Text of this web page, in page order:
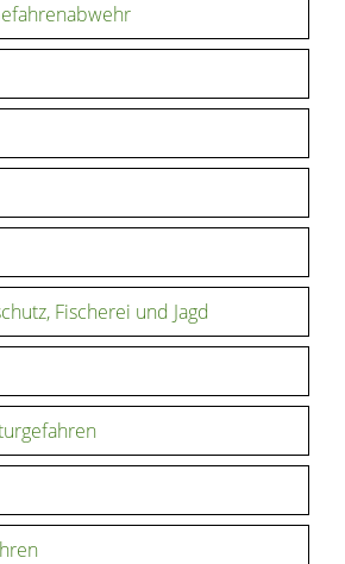
Fischerei und Jagd